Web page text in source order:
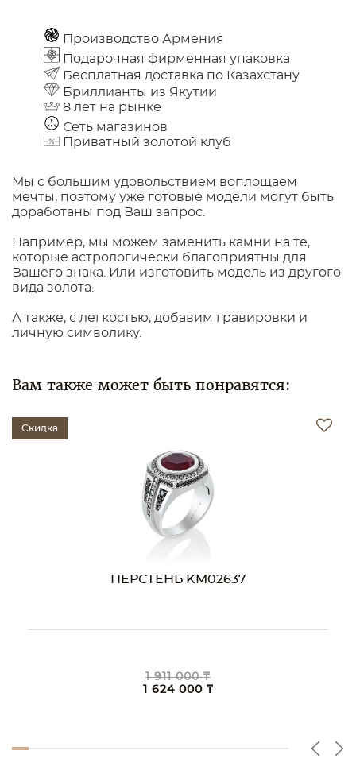
Производство Армения
Подарочная фирменная упаковка
Бесплатная доставка по Казахстану
Бриллианты из Якутии
8 лет на рынке
Сеть магазинов
Приватный золотой клуб
Мы с большим удовольствием воплощаем
мечты, поэтому уже готовые модели могут быть
доработаны под Ваш запрос.
Например, мы можем заменить камни на те,
которые астрологически благоприятны для
Вашего знака. Или изготовить модель из другого
вида золота.
А также, с легкостью, добавим гравировки и
личную символику.
Вам также может быть понравятся:
Скидка
ПЕРСТЕНЬ KM02637
1 911 000 ₸
1 624 000 ₸